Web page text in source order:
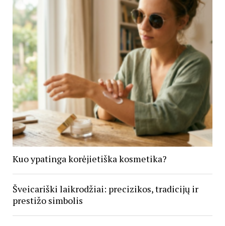
Kuo ypatinga korėjietiška kosmetika?
Šveicariški laikrodžiai: precizikos, tradicijų ir
prestižo simbolis